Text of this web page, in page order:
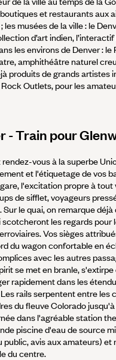
et restaurants aux
les musées de la ville : le
d’art indien,
les environs de Denver : le
amphithéâtre naturel
produits de grands artistes
Outlets, pour les
- Train pour
rendez-vous à la superbe
et l'étiquetage de vos
l'excitation propre à tout
de sifflet, voyageurs
Sur le quai, on remarque
scotcheront les regards pour
Vos sièges
du wagon confortable en
avec les autres
se met en branle, s'extirpe
rapidement dans les
rails serpentent entre les
du fleuve Colorado
dans l'agréable station
piscine d'eau de source
public, avis aux amateurs) et
du centre.